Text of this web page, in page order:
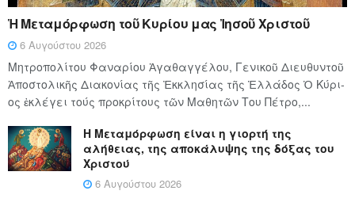
Ἡ Μεταμόρφωση τοῦ Κυρίου μας Ἰησοῦ Χριστοῦ
6 Αυγούστου 2026
Μητροπολίτου Φαναρίου Ἀγαθαγγέλου, Γενικοῦ Διευθυντοῦ
Ἀποστολικῆς Διακονίας τῆς Ἐκκλησίας τῆς Ἑλλάδος Ὁ Κύ­ρι­
ος ἐκλέγει τούς προ­κρί­τους τῶν Μα­θη­τῶν Του Πέ­τρο,...
Η Μεταμόρφωση είναι η γιορτή της
αλήθειας, της αποκάλυψης της δόξας του
Χριστού
6 Αυγούστου 2026